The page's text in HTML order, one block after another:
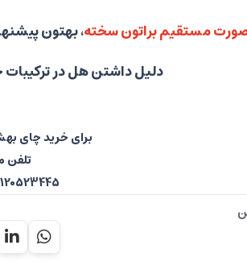
مستقیم براتون سخته، بهتون
دلیل داشتن هل در
برای خرید چای
تلفن
09120523445 و